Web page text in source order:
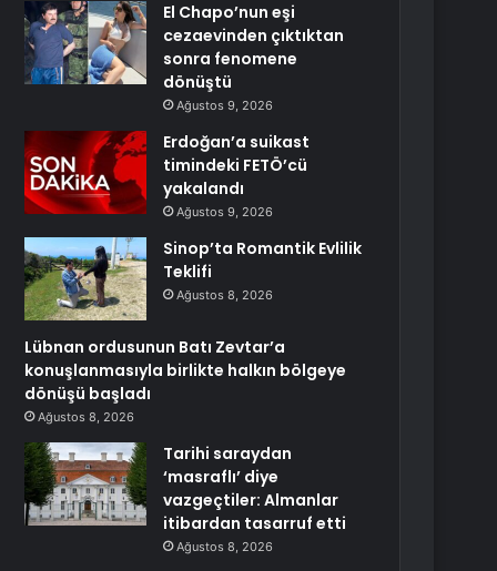
El Chapo’nun eşi
cezaevinden çıktıktan
sonra fenomene
dönüştü
Ağustos 9, 2026
Erdoğan’a suikast
timindeki FETÖ’cü
yakalandı
Ağustos 9, 2026
Sinop’ta Romantik Evlilik
Teklifi
Ağustos 8, 2026
Lübnan ordusunun Batı Zevtar’a
konuşlanmasıyla birlikte halkın bölgeye
dönüşü başladı
Ağustos 8, 2026
Tarihi saraydan
‘masraflı’ diye
vazgeçtiler: Almanlar
itibardan tasarruf etti
Ağustos 8, 2026